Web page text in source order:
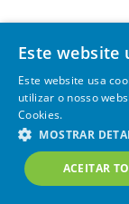
SAE – 2020
Este website
Este website usa
utilizar o nosso
Cookies.
MOSTRAR
ACEITAR